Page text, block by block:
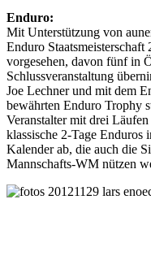
Enduro:
Mit Unterstützung von
Enduro Staatsmeisterschaft
vorgesehen, davon fünf in
Schlussveranstaltung
Joe Lechner und mit dem
bewährten Enduro Trophy
Veranstalter mit drei
klassische 2-Tage Enduros
Kalender ab, die auch die
Mannschafts-WM nützen